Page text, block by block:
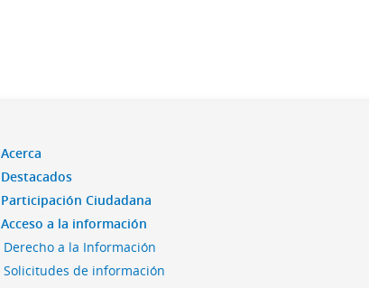
Acerca
Destacados
Participación Ciudadana
Acceso a la información
Derecho a la Información
Solicitudes de información